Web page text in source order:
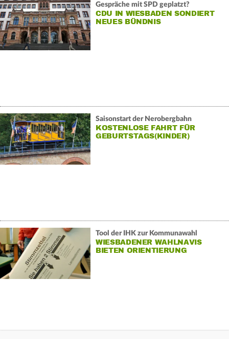
Gespräche mit SPD geplatzt?
CDU IN WIESBADEN SONDIERT
NEUES BÜNDNIS
Saisonstart der Nerobergbahn
KOSTENLOSE FAHRT FÜR
GEBURTSTAGS(KINDER)
Tool der IHK zur Kommunawahl
WIESBADENER WAHLNAVIS
BIETEN ORIENTIERUNG